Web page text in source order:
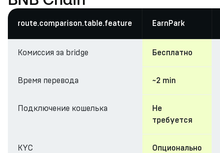
route.comparison.table.feature EarnPark
Комиссия за bridge Бесплатно
Время перевода ~2 min
Подключение кошелька
Не
требуется
KYC
Опционально